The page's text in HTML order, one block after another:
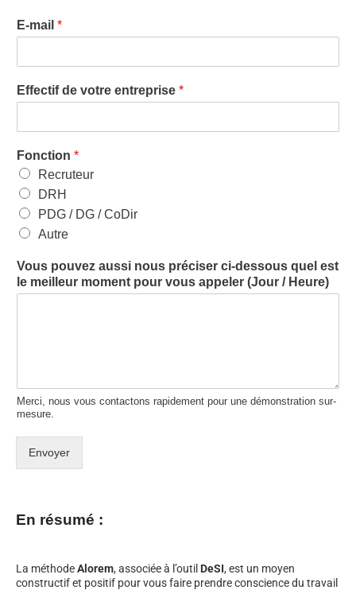
E-mail *
Effectif de votre entreprise *
Fonction *
Recruteur
DRH
PDG / DG / CoDir
Autre
Vous pouvez aussi nous préciser ci-dessous quel est
le meilleur moment pour vous appeler (Jour / Heure)
Merci, nous vous contactons rapidement pour une démonstration sur-
mesure.
Envoyer
En résumé :
La méthodeAlorem, associée à l’outil DeSI, est un moyen
constructif et positif pour vous faire prendre conscience du travail